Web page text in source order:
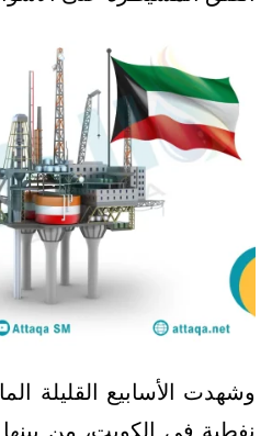
وشهدت الأسابيع القليلة
نفطية في الكويت، من